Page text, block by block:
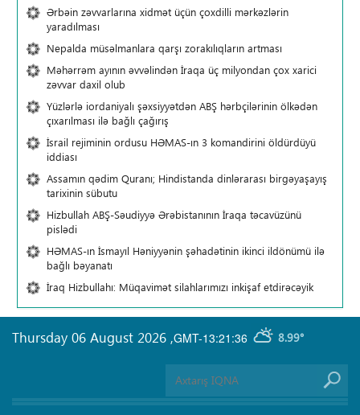
Ərbəin zəvvarlarına xidmət üçün çoxdilli mərkəzlərin
yaradılması
Nepalda müsəlmanlara qarşı zorakılıqların artması
Məhərrəm ayının əvvəlindən İraqa üç milyondan çox xarici
zəvvar daxil olub
Yüzlərlə iordaniyalı şəxsiyyətdən ABŞ hərbçilərinin ölkədən
çıxarılması ilə bağlı çağırış
İsrail rejiminin ordusu HƏMAS-ın 3 komandirini öldürdüyü
iddiası
Assamın qədim Quranı; Hindistanda dinlərarası birgəyaşayış
tarixinin sübutu
Hizbullah ABŞ-Səudiyyə Ərəbistanının İraqa təcavüzünü
pislədi
HƏMAS-ın İsmayıl Həniyyənin şəhadətinin ikinci ildönümü ilə
bağlı bəyanatı
İraq Hizbullahı: Müqavimət silahlarımızı inkişaf etdirəcəyik
GMT-13:21:36 8.99°
Thursday 06 August 2026 ,